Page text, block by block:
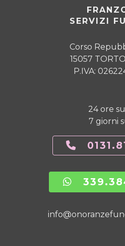
SERVIZI
Corso
15057
P.IVA:
24 ore
7 giorni